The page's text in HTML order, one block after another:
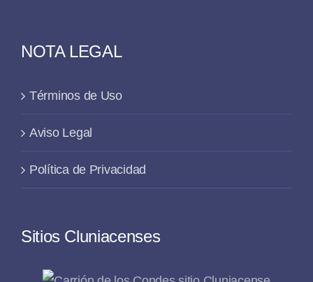
NOTA LEGAL
Términos de Uso
Aviso Legal
Política de Privacidad
Sitios Cluniacenses